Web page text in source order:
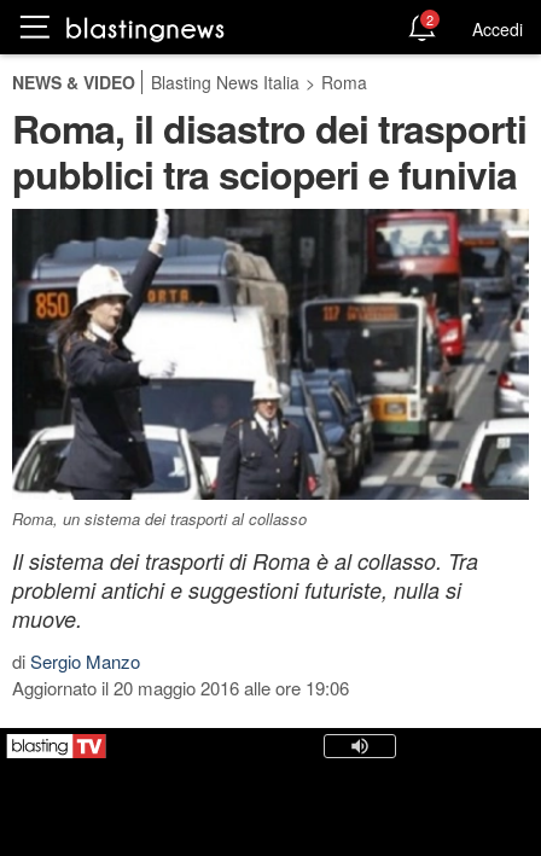
2 Accedi
NEWS & VIDEO Blasting News Italia > Roma
Roma, il disastro dei trasporti
pubblici tra scioperi e funivia
Roma, un sistema dei trasporti al collasso
Il sistema dei trasporti di Roma è al collasso. Tra
problemi antichi e suggestioni futuriste, nulla si
muove.
diSergio Manzo
Aggiornato il 20 maggio 2016 alle ore 19:06